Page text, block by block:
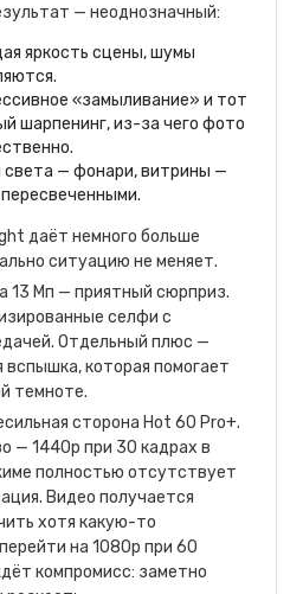
— неоднозначный:
яркость сцены, шумы
«замыливание» и тот
шарпенинг, из-за чего фото
света — фонари, витрины —
даёт немного больше
ситуацию не меняет.
13 Мп — приятный сюрприз.
селфи с
Отдельный плюс —
которая помогает
темноте.
сторона Hot 60 Pro+.
— 1440p при 30 кадрах в
полностью отсутствует
Видео получается
хотя какую-то
на 1080p при 60
компромисс: заметно